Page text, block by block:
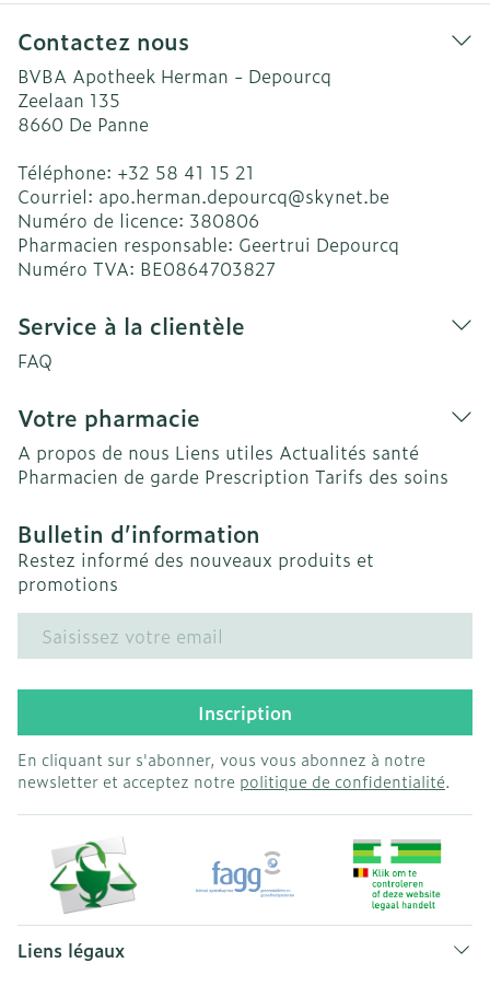
Contactez nous
BVBA Apotheek Herman - Depourcq
Zeelaan 135
8660 De Panne
Téléphone: +32 58 41 15 21
Courriel: apo.herman.depourcq@skynet.be
Numéro de licence: 380806
Pharmacien responsable: Geertrui Depourcq
Numéro TVA: BE0864703827
Service à la clientèle
FAQ
Votre pharmacie
A propos de nous Liens utiles Actualités santé
Pharmacien de garde Prescription Tarifs des soins
Bulletin d’information
Restez informé des nouveaux produits et
promotions
Adresse mail
Inscription
En cliquant sur s'abonner, vous vous abonnez à notre
newsletter et acceptez notre politique de confidentialité.
Liens légaux